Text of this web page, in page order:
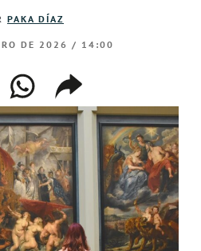
PAKA DÍAZ
DE 2026 / 14:00
whatsappcompartir
enlace